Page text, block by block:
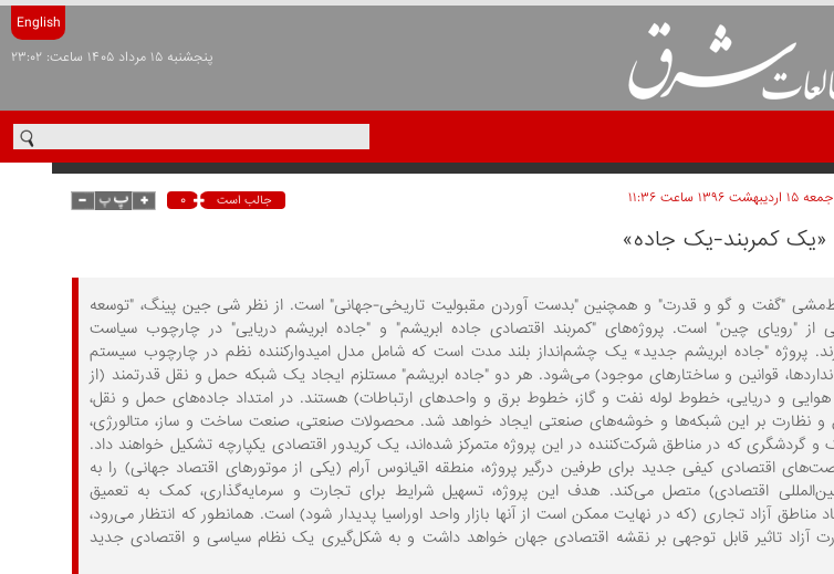
English
پنجشنبه ۱۵ مرداد ۱۴۰۵ ساعت: ۲۳:۰۲
جمعه ۱۵ ارديبهشت ۱۳۹۶ ساعت ۱۱:۳۶ جالب است ۰
کمربند-یک جاده»
"گفت و گو و قدرت" و همچنین "بدست آوردن مقبولیت تاریخی-جهانی" است. از نظر شی جین پینگ، "توسعه
"رویای چین" است. پروژه‌های "کمربند اقتصادی جاده ابریشم" و "جاده ابریشم دریایی" در چارچوب سیاست
پروژه "جاده ابریشم جدید» یک چشم‌انداز بلند مدت است که شامل مدل امیدوارکننده نظم در چارچوب سیستم
قوانین و ساختارهای موجود) می‌شود. هر دو "جاده ابریشم" مستلزم ایجاد یک شبکه حمل و نقل قدرتمند (از
هوایی و دریایی، خطوط لوله نفت و گاز، خطوط برق و واحدهای ارتباطات) هستند. در امتداد جاده‌های حمل و نقل،
و نظارت بر این شبکه‌ها و خوشه‌های صنعتی ایجاد خواهد شد. محصولات صنعتی، صنعت ساخت و ساز، متالورژی،
و گردشگری که در مناطق شرکت‌کننده در این پروژه متمرکز شده‌اند، یک کریدور اقتصادی یکپارچه تشکیل خواهند داد.
اقتصادی کیفی جدید برای طرفین درگیر پروژه، منطقه اقیانوس آرام (یکی از موتورهای اقتصاد جهانی) را به
اقتصادی) متصل می‌کند. هدف این پروژه، تسهیل شرایط برای تجارت و سرمایه‌گذاری، کمک به تعمیق
آزاد تجاری (که در نهایت ممکن است از آنها بازار واحد اوراسیا پدیدار شود) است. همانطور که انتظار می‌رود،
آزاد تاثیر قابل توجهی بر نقشه اقتصادی جهان خواهد داشت و به شکل‌گیری یک نظام سیاسی و اقتصادی جدید